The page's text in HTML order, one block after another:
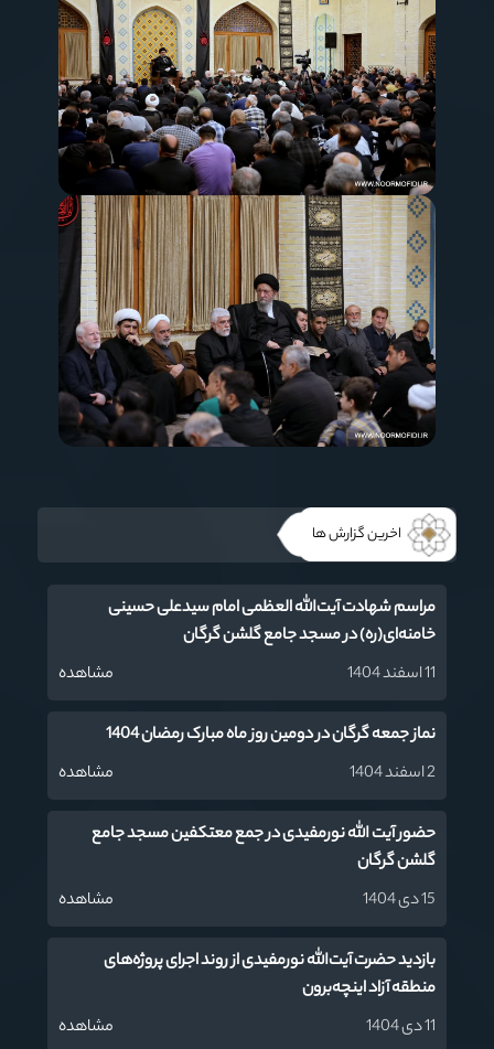
اخرین گزارش ها
مراسم شهادت آیت‌‌الله العظمی امام سیدعلی حسینی
خامنه‌ای(ره) در مسجد جامع گلشن گرگان
11 اسفند 1404
مشاهده
نماز جمعه گرگان در دومین روز ماه مبارک رمضان 1404
2 اسفند 1404
مشاهده
حضور آیت الله نورمفیدی در جمع معتکفین مسجد جامع
گلشن گرگان
15 دی 1404
مشاهده
بازدید حضرت آیت‌الله نورمفیدی از روند اجرای پروژه‌های
منطقه آزاد اینچه‌برون
11 دی 1404
مشاهده